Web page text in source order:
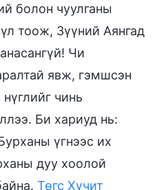
болон чуулганы
тоож, Зүүний Аянгад
Чи
явж, гэмшсэн
чинь
Би хариуд нь:
үгнээс их
дуу хоолой
Төгс Хүчит